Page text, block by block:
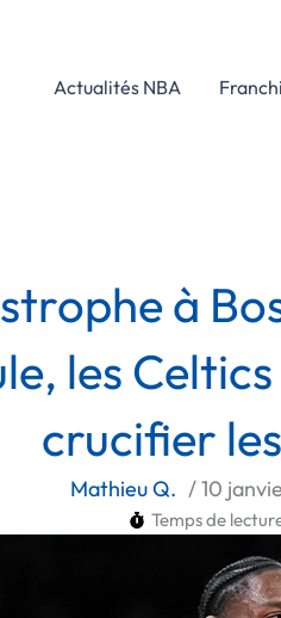
Actualités NBA
à
les
crucifier
Mathieu Q. /10
Temps de